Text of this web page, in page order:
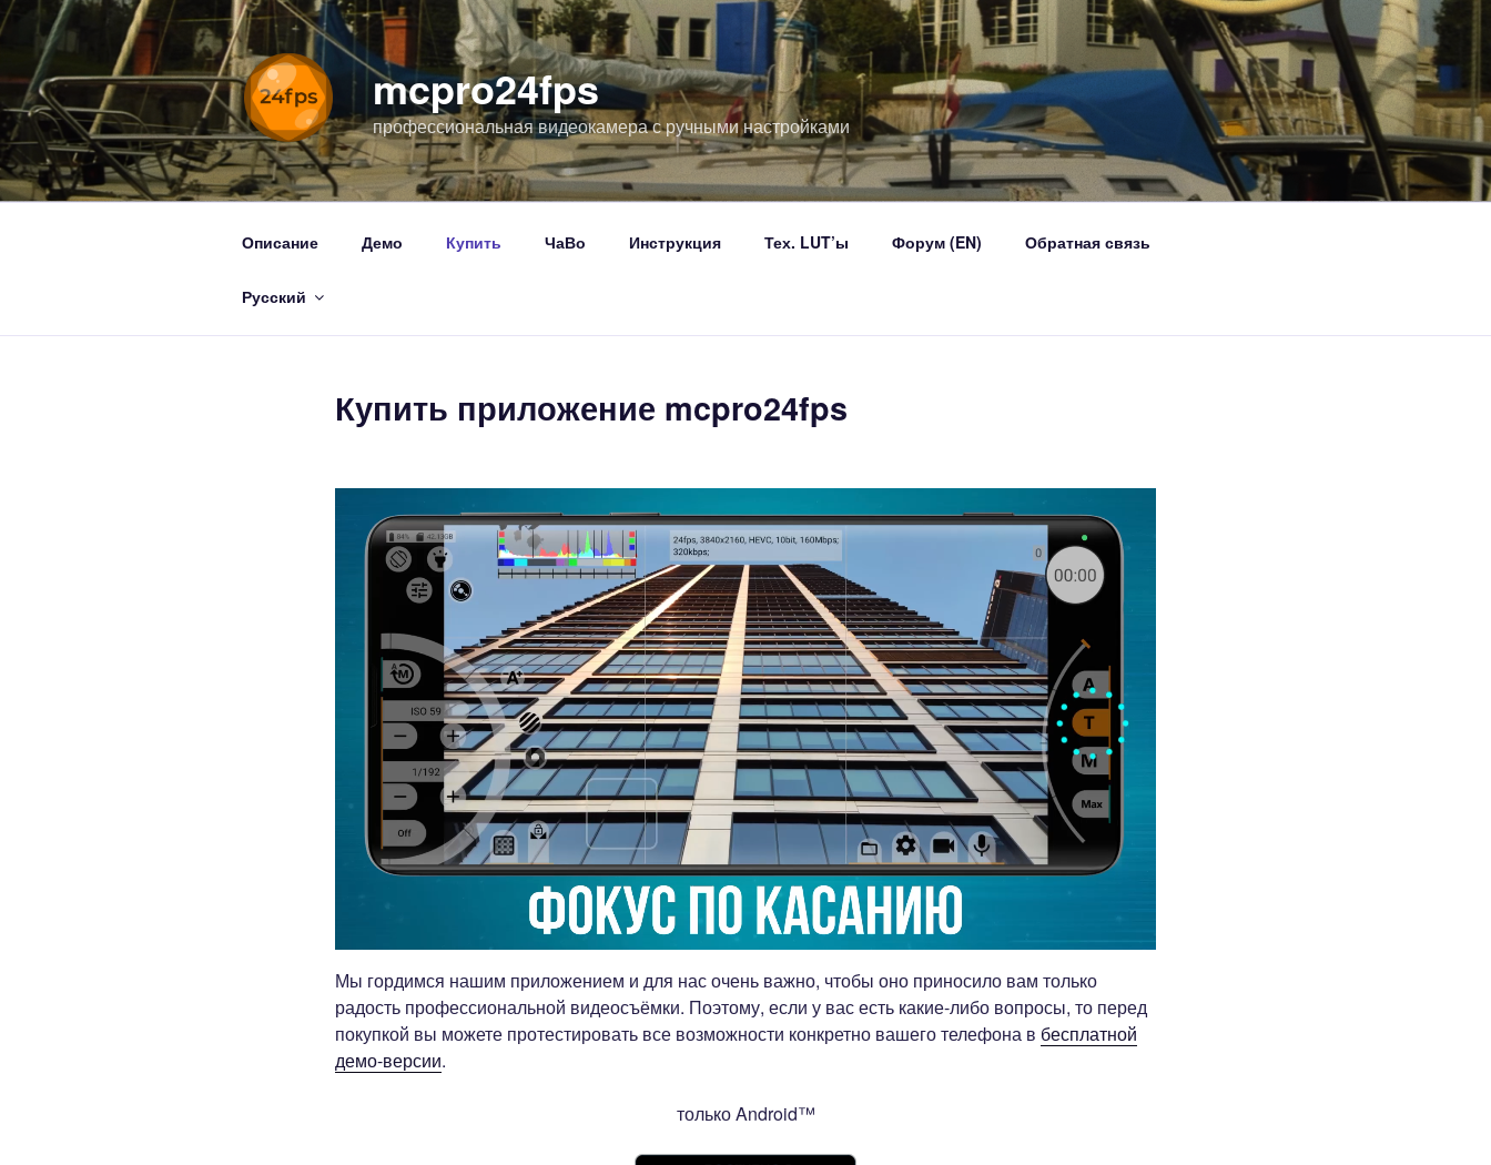
Перейти
к
содержимому
mcpro24fps
профессиональная видеокамера с ручными настройками
Описание Демо Купить ЧаВо Инструкция Тех. LUT’ы Форум (EN) Обратная связь
Русский
Купить приложение mcpro24fps
Мы гордимся нашим приложением и для нас очень важно, чтобы оно приносило вам только
радость профессиональной видеосъёмки. Поэтому, если у вас есть какие-либо вопросы, то перед
покупкой вы можете протестировать все возможности конкретно вашего телефона в бесплатной
демо-версии.
только Android™